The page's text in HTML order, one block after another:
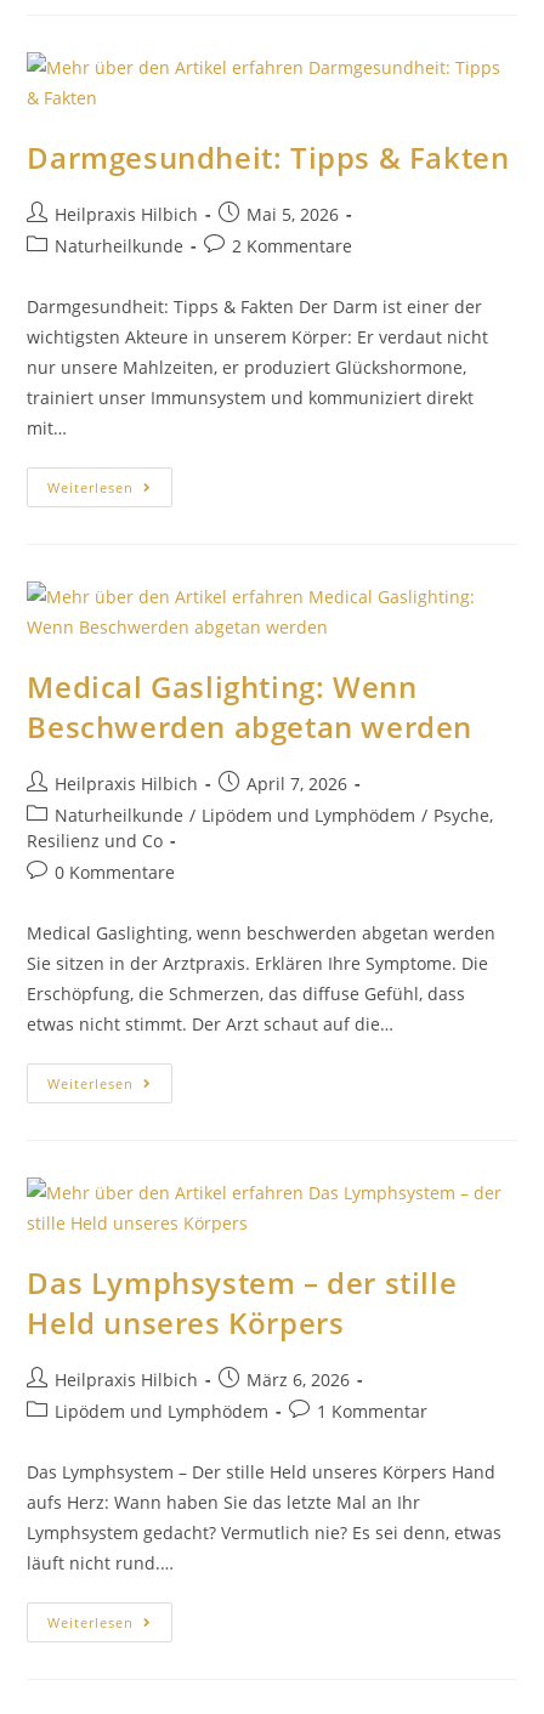
Darmgesundheit: Tipps & Fakten
Heilpraxis Hilbich
Mai 5, 2026
Naturheilkunde
2 Kommentare
Darmgesundheit: Tipps & Fakten Der Darm ist einer der
wichtigsten Akteure in unserem Körper: Er verdaut nicht
nur unsere Mahlzeiten, er produziert Glückshormone,
trainiert unser Immunsystem und kommuniziert direkt
mit…
Weiterlesen
Medical Gaslighting: Wenn
Beschwerden abgetan werden
Heilpraxis Hilbich
April 7, 2026
Naturheilkunde / Lipödem und Lymphödem / Psyche,
Resilienz und Co
0 Kommentare
Medical Gaslighting, wenn beschwerden abgetan werden
Sie sitzen in der Arztpraxis. Erklären Ihre Symptome. Die
Erschöpfung, die Schmerzen, das diffuse Gefühl, dass
etwas nicht stimmt. Der Arzt schaut auf die…
Weiterlesen
Das Lymphsystem – der stille
Held unseres Körpers
Heilpraxis Hilbich
März 6, 2026
Lipödem und Lymphödem
1 Kommentar
Das Lymphsystem – Der stille Held unseres Körpers Hand
aufs Herz: Wann haben Sie das letzte Mal an Ihr
Lymphsystem gedacht? Vermutlich nie? Es sei denn, etwas
läuft nicht rund.…
Weiterlesen